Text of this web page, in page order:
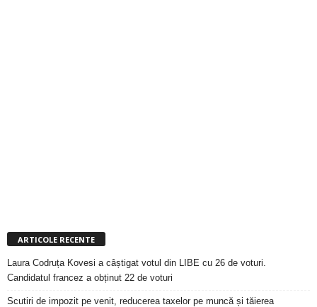
ARTICOLE RECENTE
Laura Codruța Kovesi a câștigat votul din LIBE cu 26 de voturi.
Candidatul francez a obținut 22 de voturi
Scutiri de impozit pe venit, reducerea taxelor pe muncă și tăierea